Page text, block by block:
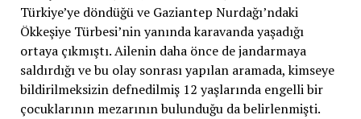
Türkiye’ye döndüğü ve Gaziantep Nurdağı’ndaki
Ökkeşiye Türbesi’nin yanında karavanda yaşadığı
ortaya çıkmıştı. Ailenin daha önce de jandarmaya
saldırdığı ve bu olay sonrası yapılan aramada, kimseye
bildirilmeksizin defnedilmiş 12 yaşlarında engelli bir
çocuklarının mezarının bulunduğu da belirlenmişti.